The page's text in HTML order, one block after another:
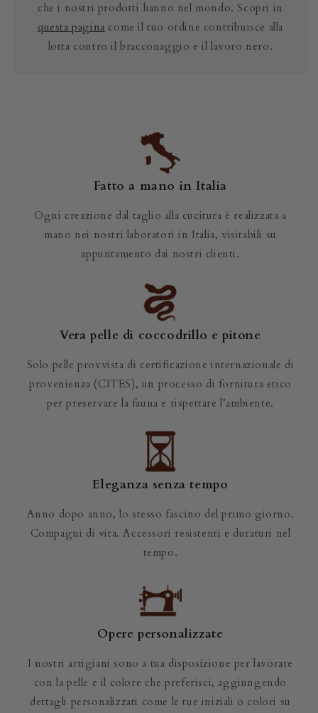
che i nostri prodotti hanno nel mondo. Scopri in
questa pagina come il tuo ordine contribuisce alla
lotta contro il bracconaggio e il lavoro nero.
Fatto a mano in Italia
Ogni creazione dal taglio alla cucitura è realizzata a
mano nei nostri laboratori in Italia, visitabili su
appuntamento dai nostri clienti.
Vera pelle di coccodrillo e pitone
Solo pelle provvista di certificazione internazionale di
provenienza (CITES), un processo di fornitura etico
per preservare la fauna e rispettare l’ambiente.
Eleganza senza tempo
Anno dopo anno, lo stesso fascino del primo giorno.
Compagni di vita. Accessori resistenti e duraturi nel
tempo.
Opere personalizzate
I nostri artigiani sono a tua disposizione per lavorare
con la pelle e il colore che preferisci, aggiungendo
dettagli personalizzati come le tue iniziali o colori su